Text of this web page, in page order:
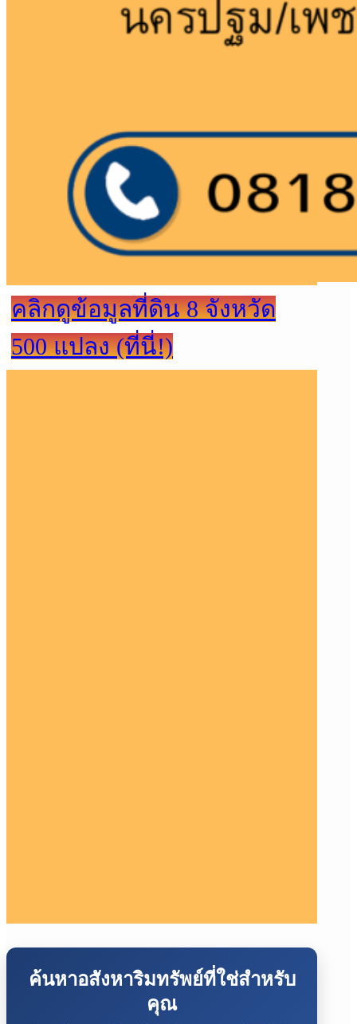
คลิกดูข้อมูลที่ดิน 8 จังหวัด
500 แปลง (ที่นี่!)
ค้นหาอสังหาริมทรัพย์ที่ใช่สำหรับ
คุณ